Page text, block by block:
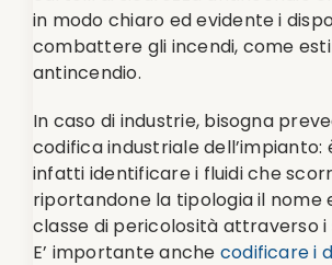
in modo chiaro ed evidente i
combattere gli incendi, come
antincendio.
In caso di industrie, bisogna
codifica industriale dell’impianto:
infatti identificare i fluidi che
riportandone la tipologia il nome
classe di pericolosità attraverso i
E’ importante anche codificare i